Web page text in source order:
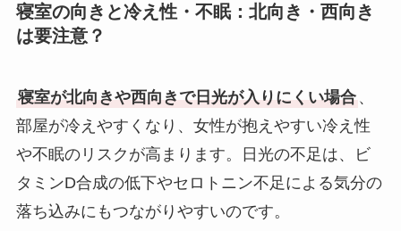
寝室の向きと冷え性・不眠：北向き・西向き
は要注意？
寝室が北向きや西向きで日光が入りにくい場合 、
部屋が冷えやすくなり、女性が抱えやすい冷え性
や不眠のリスクが高まります。日光の不足は、ビ
タミンD合成の低下やセロトニン不足による気分の
落ち込みにもつながりやすいのです。